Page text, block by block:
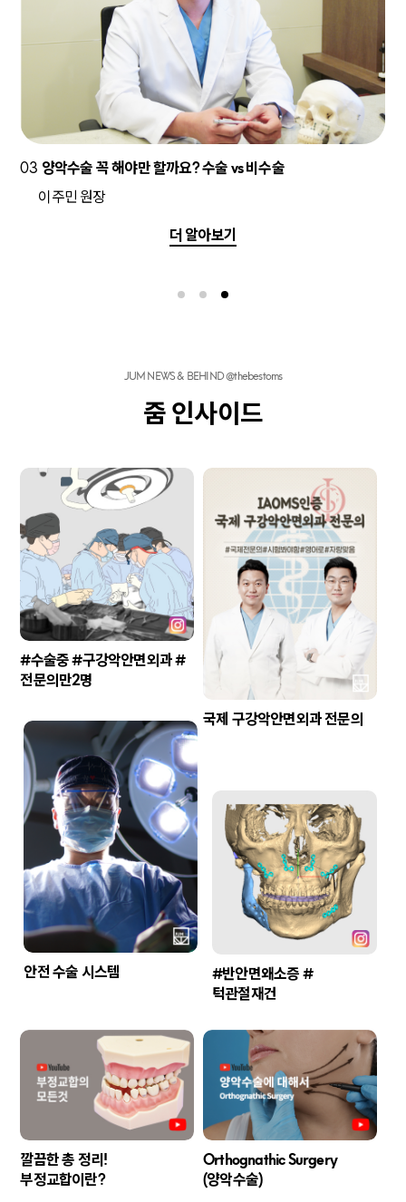
03 양악수술 꼭 해야만 할까요? 수술 vs 비수술
이주민 원장
더 알아보기
JUM NEWS & BEHIND @thebestoms
줌 인사이드
#수술중 #구강악안면외과 #
전문의만2명
국제 구강악안면외과 전문의
깔끔한 총 정리!
부정교합이란?
#반안면왜소증 #
턱관절재건
Orthognathic Surgery
(양악수술)
안전 수술 시스템